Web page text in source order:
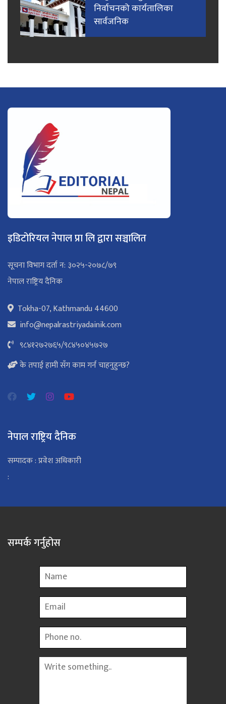
निर्वाचनको कार्यतालिका
सार्वजनिक
इडिटोरियल नेपाल प्रा लि द्वारा सञ्चालित
सूचना विभाग दर्ता न: ३०२५-२०७८/७९
नेपाल राष्ट्रिय दैनिक
Tokha-07, Kathmandu 44600
info@nepalrastriyadainik.com
९८४१२७२७६५/९८४५०४५७२७
के तपाई हामी सँग काम गर्न चाहनुहुन्छ?
नेपाल राष्ट्रिय दैनिक
सम्पादक : प्रवेश अधिकारी
:
सम्पर्क गर्नुहोस
Name
Email
Phone
Message